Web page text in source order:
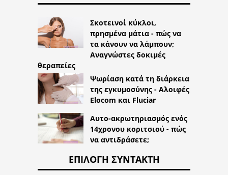
Σκοτεινοί κύκλοι,
πρησμένα μάτια - πώς να
τα κάνουν να λάμπουν;
Αναγνώστες δοκιμές
θεραπείες
Ψωρίαση κατά τη διάρκεια
της εγκυμοσύνης - Αλοιφές
Elocom και Fluciar
Αυτο-ακρωτηριασμός ενός
14χρονου κοριτσιού - πώς
να αντιδράσετε;
ΕΠΙΛΟΓΉ ΣΥΝΤΆΚΤΗ